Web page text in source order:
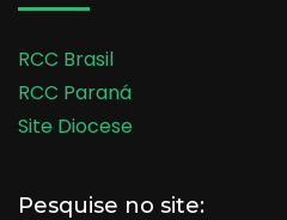
RCC Brasil
RCC Paraná
Site Diocese
Pesquise no site: